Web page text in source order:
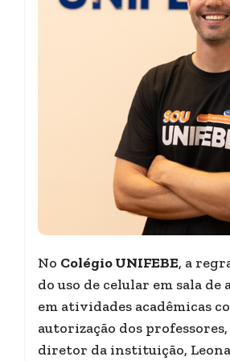
No Colégio UNIFEBE, a
do uso de celular em sala de
em atividades acadêmicas
autorização dos
diretor da instituição,